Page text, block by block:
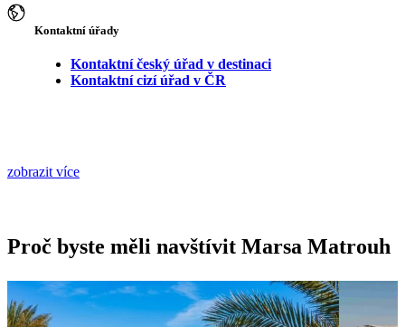
Kontaktní úřady
Kontaktní český úřad v destinaci
Kontaktní cizí úřad v ČR
zobrazit více
Proč byste měli navštívit Marsa Matrouh